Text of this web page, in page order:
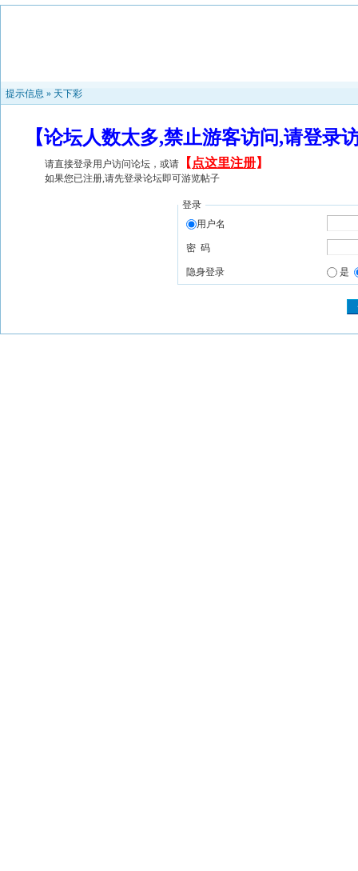
提示信息 » 天下彩
【论坛人数太多,禁止游客访问,请登
请直接登录用户访问论坛，或请 【 点这里注册】
如果您已注册,请先登录论坛即可游览帖子
登录
用户名
密 码
隐身登录 是